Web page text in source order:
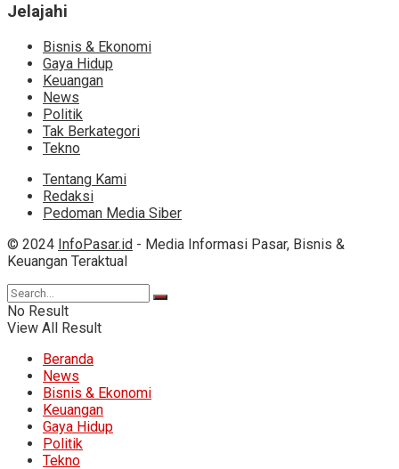
Jelajahi
Bisnis & Ekonomi
Gaya Hidup
Keuangan
News
Politik
Tak Berkategori
Tekno
Tentang Kami
Redaksi
Pedoman Media Siber
© 2024 InfoPasar.id - Media Informasi Pasar, Bisnis &
Keuangan Teraktual
No Result
View All Result
Beranda
News
Bisnis & Ekonomi
Keuangan
Gaya Hidup
Politik
Tekno